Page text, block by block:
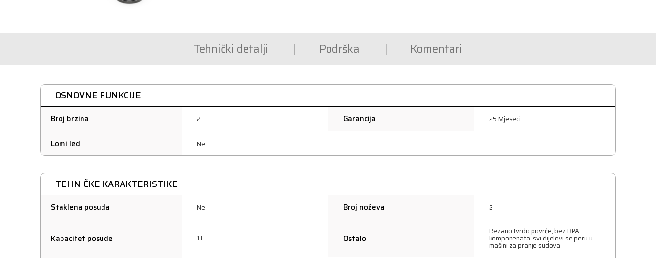
Tehnički detalji Podrška Komentari
OSNOVNE FUNKCIJE
Broj brzina 2 Garancija 25 Mjeseci
Lomi led Ne
TEHNIČKE KARAKTERISTIKE
Staklena posuda Ne Broj noževa 2
Kapacitet posude 1 l Ostalo
Rezano tvrdo povrće, bez BPA
komponenata, svi dijelovi se peru u
mašini za pranje sudova